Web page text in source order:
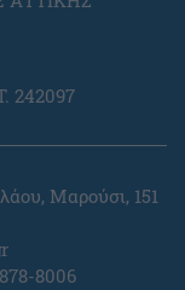
242097
Μαρούσι, 151
8006